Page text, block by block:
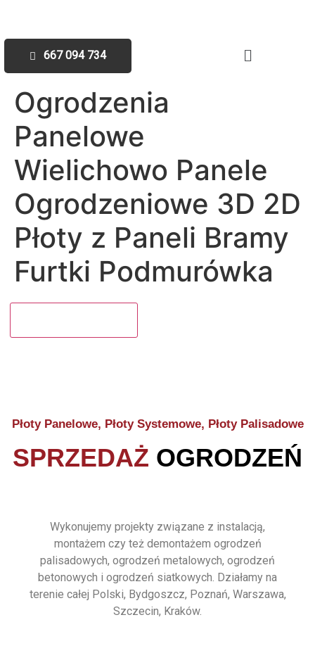
667 094 734
Ogrodzenia
Panelowe
Wielichowo Panele
Ogrodzeniowe 3D 2D
Płoty z Paneli Bramy
Furtki Podmurówka
Płoty Panelowe, Płoty Systemowe, Płoty Palisadowe
SPRZEDAŻ OGRODZEŃ
Wykonujemy projekty związane z instalacją,
montażem czy też demontażem ogrodzeń
palisadowych, ogrodzeń metalowych, ogrodzeń
betonowych i ogrodzeń siatkowych. Działamy na
terenie całej Polski, Bydgoszcz, Poznań, Warszawa,
Szczecin, Kraków.